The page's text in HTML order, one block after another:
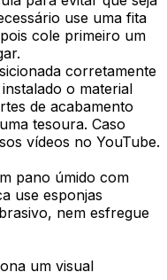
use uma fita
cole primeiro um
corretamente
o material
de acabamento
tesoura. Caso
vídeos no YouTube.
pano úmido com
use esponjas
nem esfregue
um visual